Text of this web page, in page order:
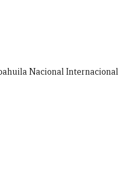
NacionalInternacional